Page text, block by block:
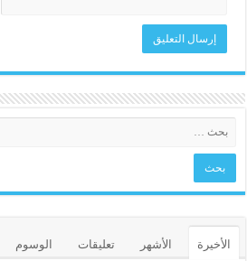
الأخيرة الأشهر تعليقات الوسوم